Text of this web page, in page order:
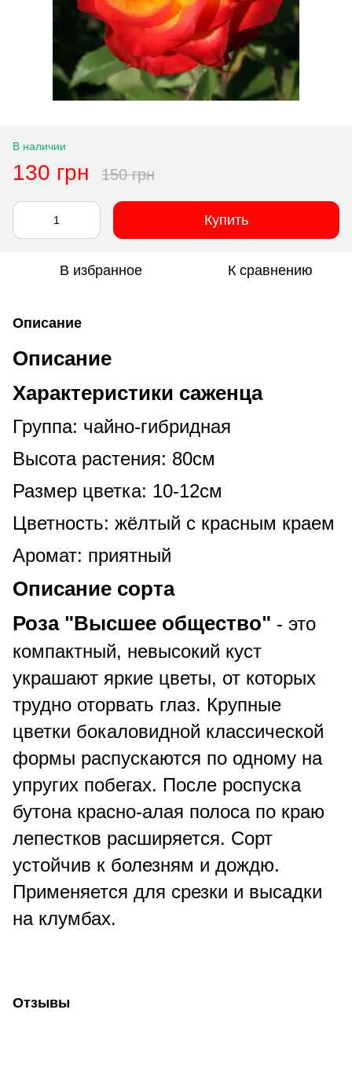
В наличии
130 грн 150 грн
Купить
В избранное К сравнению
Описание
Описание
Характеристики саженца
Группа: чайно-гибридная
Высота растения: 80см
Размер цветка: 10-12см
Цветность: жёлтый с красным краем
Аромат: приятный
Описание сорта
Роза "Высшее общество" - это
компактный, невысокий куст
украшают яркие цветы, от которых
трудно оторвать глаз. Крупные
цветки бокаловидной классической
формы распускаются по одному на
упругих побегах. После роспуска
бутона красно-алая полоса по краю
лепестков расширяется. Сорт
устойчив к болезням и дождю.
Применяется для срезки и высадки
на клумбах.
Отзывы